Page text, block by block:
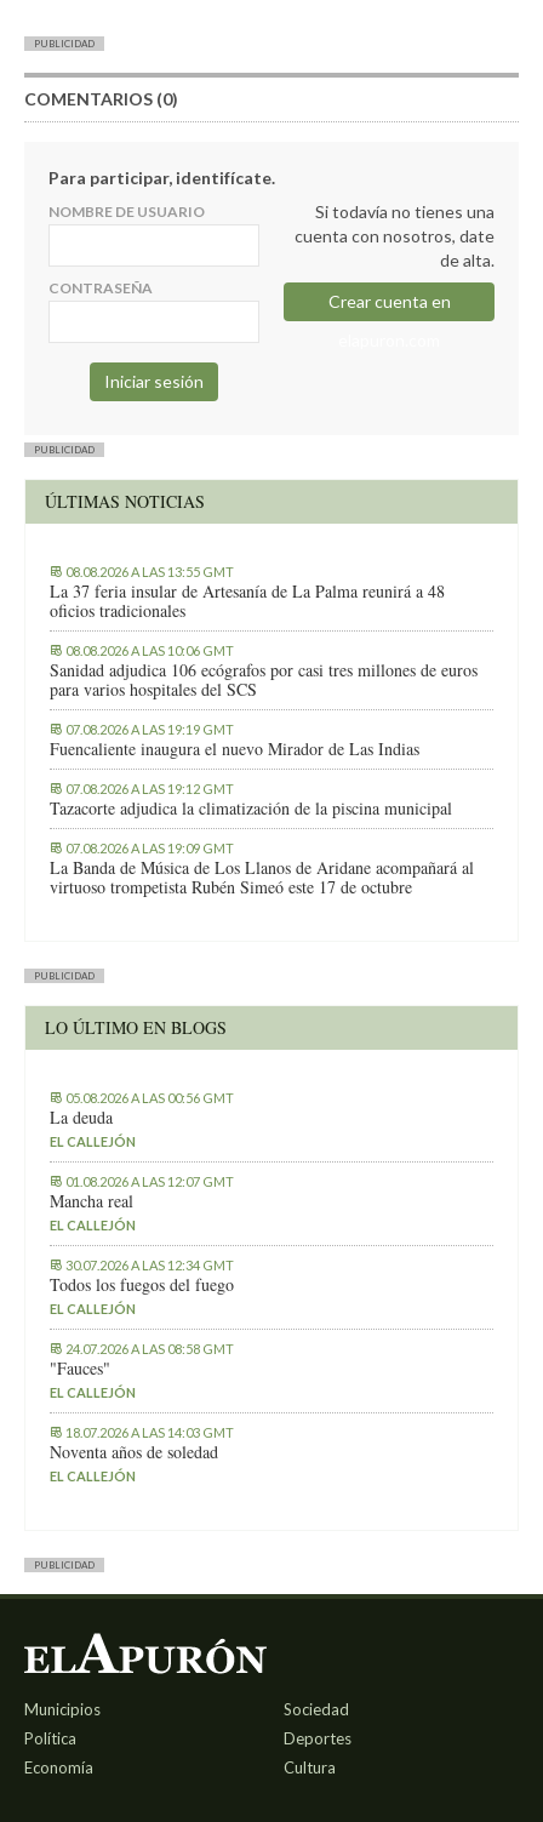
PUBLICIDAD
COMENTARIOS (0)
Para participar, identifícate.
NOMBRE DE USUARIO
CONTRASEÑA
Si todavía no tienes una
cuenta con nosotros, date
de alta.
Crear cuenta en
PUBLICIDAD
ÚLTIMAS NOTICIAS
08.08.2026 A LAS 13:55 GMT
La 37 feria insular de Artesanía de La Palma reunirá a 48
oficios tradicionales
08.08.2026 A LAS 10:06 GMT
Sanidad adjudica 106 ecógrafos por casi tres millones de euros
para varios hospitales del SCS
07.08.2026 A LAS 19:19 GMT
Fuencaliente inaugura el nuevo Mirador de Las Indias
07.08.2026 A LAS 19:12 GMT
Tazacorte adjudica la climatización de la piscina municipal
07.08.2026 A LAS 19:09 GMT
La Banda de Música de Los Llanos de Aridane acompañará al
virtuoso trompetista Rubén Simeó este 17 de octubre
PUBLICIDAD
LO ÚLTIMO EN BLOGS
05.08.2026 A LAS 00:56 GMT
La deuda
EL CALLEJÓN
01.08.2026 A LAS 12:07 GMT
Mancha real
EL CALLEJÓN
30.07.2026 A LAS 12:34 GMT
Todos los fuegos del fuego
EL CALLEJÓN
24.07.2026 A LAS 08:58 GMT
"Fauces"
EL CALLEJÓN
18.07.2026 A LAS 14:03 GMT
Noventa años de soledad
EL CALLEJÓN
PUBLICIDAD
Municipios
Política
Economía
Sociedad
Deportes
Cultura